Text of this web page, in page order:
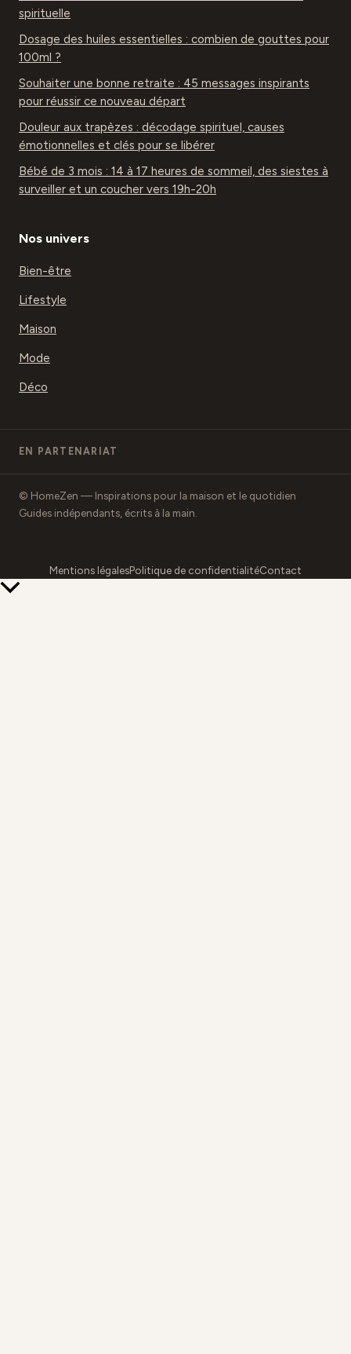
spirituelle
Dosage des huiles essentielles : combien de gouttes pour
100ml ?
Souhaiter une bonne retraite : 45 messages inspirants
pour réussir ce nouveau départ
Douleur aux trapèzes : décodage spirituel, causes
émotionnelles et clés pour se libérer
Bébé de 3 mois : 14 à 17 heures de sommeil, des siestes à
surveiller et un coucher vers 19h-20h
Nos univers
Bien-être
Lifestyle
Maison
Mode
Déco
EN PARTENARIAT
© HomeZen — Inspirations pour la maison et le quotidien
Guides indépendants, écrits à la main.
Mentions légalesPolitique de confidentialitéContact